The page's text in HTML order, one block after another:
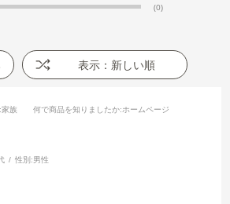
(0)
表示：新しい順
:家族 何で商品を知りましたか:ホームページ
性別:男性